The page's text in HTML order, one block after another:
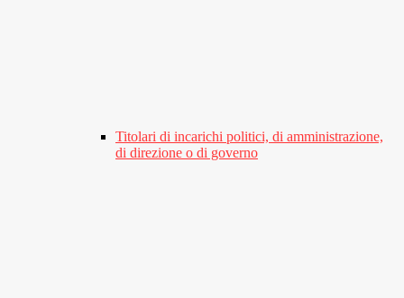
Titolari di incarichi politici, di amministrazione,
di direzione o di governo